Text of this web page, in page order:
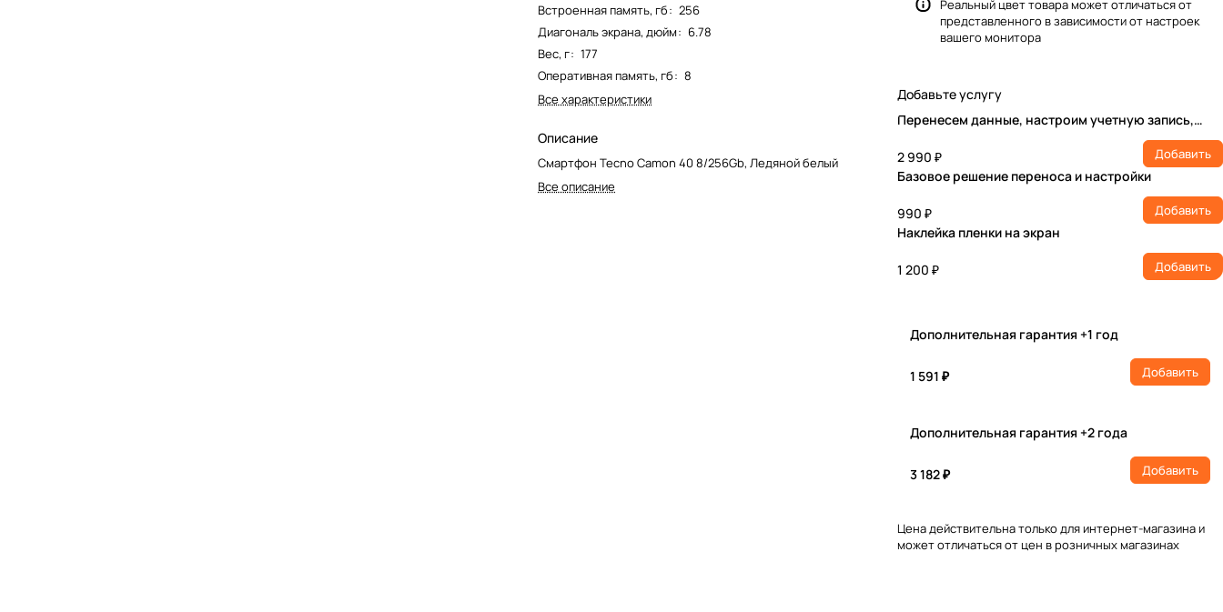
Встроенная память, гб: 256
Диагональ экрана, дюйм: 6.78
Вес, г: 177
Оперативная память, гб: 8
Все характеристики
Описание
Смартфон Tecno Camon 40 8/256Gb, Ледяной белый
Все описание
Реальный цвет товара может отличаться от
представленного в зависимости от настроек
вашего монитора
Добавьте услугу
Перенесем данные, настроим учетную запись,
2 990 ₽
Добавить
Базовое решение переноса и настройки
990 ₽ Добавить
Наклейка пленки на экран
1 200 ₽ Добавить
Дополнительная гарантия +1 год
1 591 ₽ Добавить
Дополнительная гарантия +2 года
3 182 ₽ Добавить
Цена действительна только для интернет-магазина и
может отличаться от цен в розничных магазинах